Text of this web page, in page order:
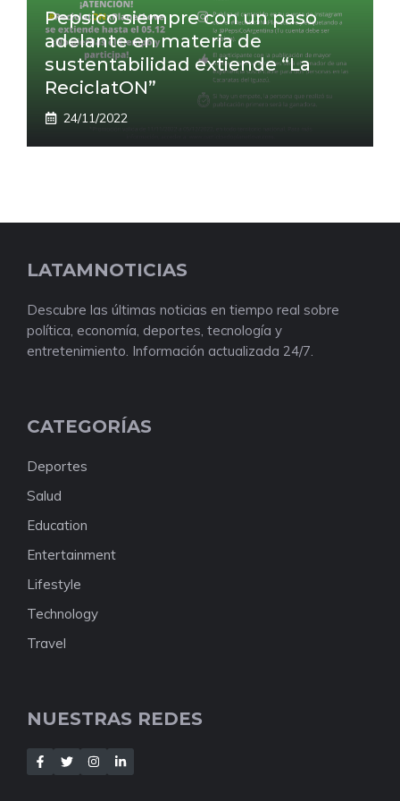
Pepsico siempre con un paso
adelante en materia de
sustentabilidad extiende “La
ReciclatON”
24/11/2022
LATAMNOTICIAS
Descubre las últimas noticias en tiempo real sobre
política, economía, deportes, tecnología y
entretenimiento. Información actualizada 24/7.
CATEGORÍAS
Deportes
Salud
Education
Entertainment
Lifestyle
Technology
Travel
NUESTRAS REDES